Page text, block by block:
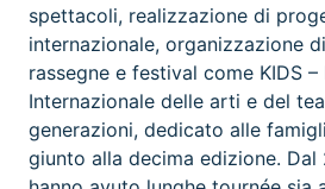
spettacoli, realizzazione di
internazionale, organizzazione
rassegne e festival come KIDS –
Internazionale delle arti e del
generazioni, dedicato alle
giunto alla decima edizione.